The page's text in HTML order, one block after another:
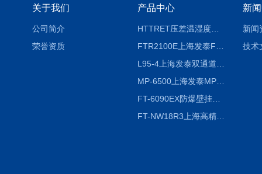
关于我们
公司简介
荣誉资质
产品中心
HTTRET压差温湿度显示屏
MP-6500上海发泰MP-6500 压力记录器
FT-6090EX防爆壁挂式沼气分析检测仪
FT-NW18R3上海高精度温度记录仪
新
新闻
技术